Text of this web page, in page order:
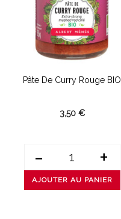
Pâte De Curry Rouge BIO
3,50 €
- +
AJOUTER AU PANIER